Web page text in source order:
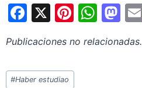
F
c
e
X Pi
er
e
W
at
M
st
Publicaciones no relacionadas.
Etiquetas
#Haber estudiao